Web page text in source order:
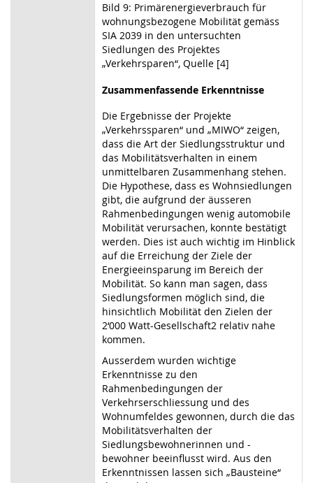
Bild 9: Primärenergieverbrauch für
wohnungsbezogene Mobilität gemäss
SIA 2039 in den untersuchten
Siedlungen des Projektes
„Verkehrsparen“, Quelle [4]
Zusammenfassende Erkenntnisse
Die Ergebnisse der Projekte
„Verkehrssparen“ und „MIWO“ zeigen,
dass die Art der Siedlungsstruktur und
das Mobilitätsverhalten in einem
unmittelbaren Zusammenhang stehen.
Die Hypothese, dass es Wohnsiedlungen
gibt, die aufgrund der äusseren
Rahmenbedingungen wenig automobile
Mobilität verursachen, konnte bestätigt
werden. Dies ist auch wichtig im Hinblick
auf die Erreichung der Ziele der
Energieeinsparung im Bereich der
Mobilität. So kann man sagen, dass
Siedlungsformen möglich sind, die
hinsichtlich Mobilität den Zielen der
2‘000 Watt-Gesellschaft2 relativ nahe
kommen.
Ausserdem wurden wichtige
Erkenntnisse zu den
Rahmenbedingungen der
Verkehrserschliessung und des
Wohnumfeldes gewonnen, durch die das
Mobilitätsverhalten der
Siedlungsbewohnerinnen und -
bewohner beeinflusst wird. Aus den
Erkenntnissen lassen sich „Bausteine“